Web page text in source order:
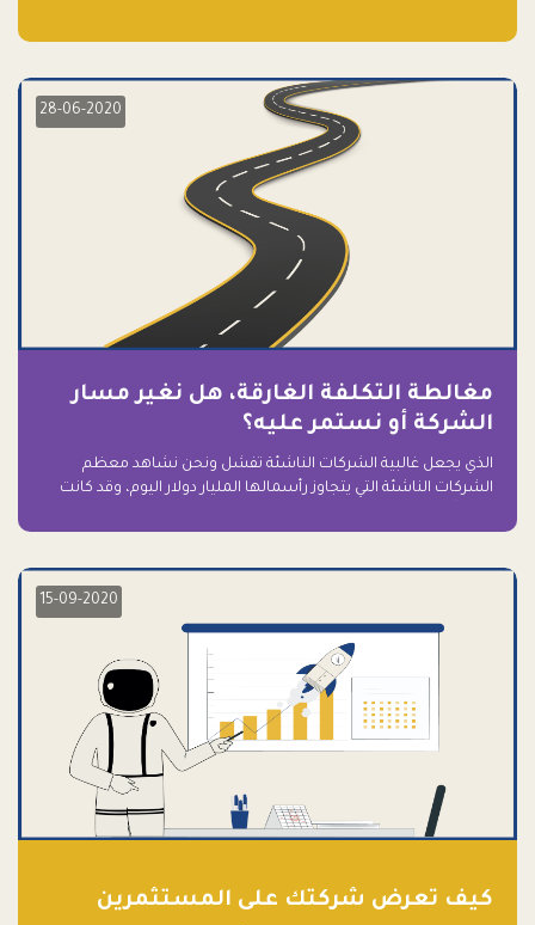
28-06-2020
مغالطة التكلفة الغارقة، هل نغير مسار
الشركة أو نستمر عليه؟
الذي يجعل غالبية الشركات الناشئة تفشل ونحن نشاهد معظم
الشركات الناشئة التي يتجاوز رأسمالها المليار دولار اليوم، وقد كانت
15-09-2020
كيف تعرض شركتك على المستثمرين